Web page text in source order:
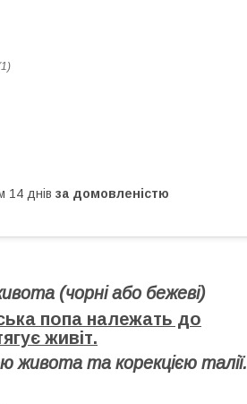
14 днів за домовленістю
(чорні або бежеві)
попа належать до
живіт.
живота та корекцією талії.